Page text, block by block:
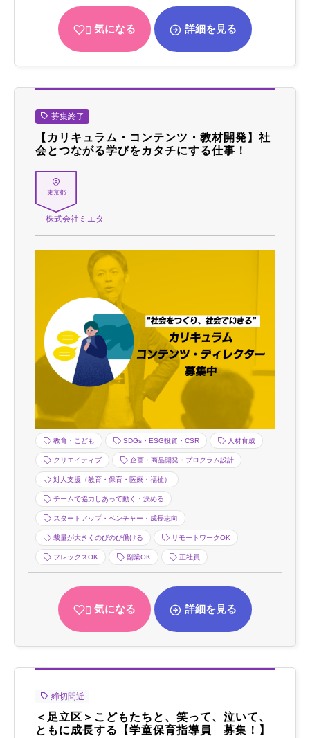
気になる 詳細を見る
募集終了
【カリキュラム・コンテンツ・教材開発】社
会とつながる学びをカタチにする仕事！
東京都
株式会社ミエタ
教育・こども SDGs・ESG投資・CSR 人材育成
クリエイティブ 企画・商品開発・プログラム設計
対人支援（教育・保育・医療・福祉）
チームで協力しあって動く・決める
スタートアップ・ベンチャー・成長志向
裁量が大きくのびのび働ける リモートワークOK
フレックスOK 副業OK 正社員
気になる 詳細を見る
締切間近
＜足立区＞こどもたちと、笑って、泣いて、
ともに成長する【学童保育指導員 募集！】